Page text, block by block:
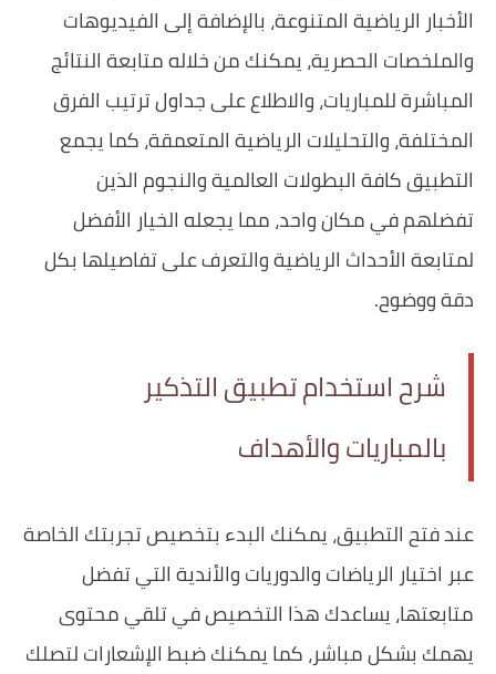
الأخبار الرياضية المتنوعة، بالإضافة إلى الفيديوهات
والملخصات الحصرية، يمكنك من خلاله متابعة النتائج
المباشرة للمباريات، والاطلاع على جداول ترتيب الفرق
المختلفة، والتحليلات الرياضية المتعمقة، كما يجمع
التطبيق كافة البطولات العالمية والنجوم الذين
تفضلهم في مكان واحد، مما يجعله الخيار الأفضل
لمتابعة الأحداث الرياضية والتعرف على تفاصيلها بكل
دقة ووضوح.
شرح استخدام تطبيق التذكير
بالمباريات والأهداف
عند فتح التطبيق، يمكنك البدء بتخصيص تجربتك الخاصة
عبر اختيار الرياضات والدوريات والأندية التي تفضل
متابعتها، يساعدك هذا التخصيص في تلقي محتوى
يهمك بشكل مباشر، كما يمكنك ضبط الإشعارات لتصلك